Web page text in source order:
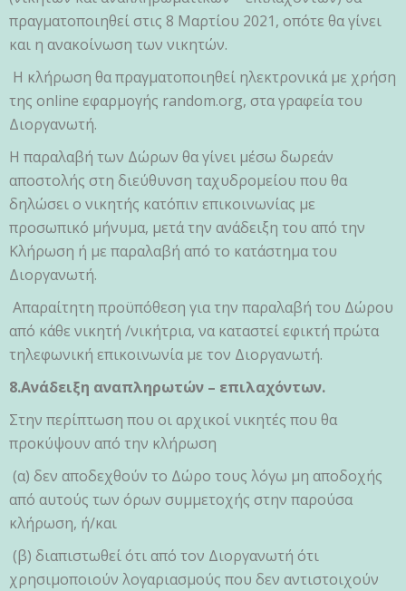
πραγματοποιηθεί στις 8 Μαρτίου 2021, οπότε θα γίνει
και η ανακοίνωση των νικητών.
Η κλήρωση θα πραγματοποιηθεί ηλεκτρονικά με χρήση
της online εφαρμογής random.org, στα γραφεία του
Διοργανωτή.
Η παραλαβή των Δώρων θα γίνει μέσω δωρεάν
αποστολής στη διεύθυνση ταχυδρομείου που θα
δηλώσει ο νικητής κατόπιν επικοινωνίας με
προσωπικό μήνυμα, μετά την ανάδειξη του από την
Κλήρωση ή με παραλαβή από το κατάστημα του
Διοργανωτή.
Απαραίτητη προϋπόθεση για την παραλαβή του Δώρου
από κάθε νικητή /νικήτρια, να καταστεί εφικτή πρώτα
τηλεφωνική επικοινωνία με τον Διοργανωτή.
8.Ανάδειξη αναπληρωτών – επιλαχόντων.
Στην περίπτωση που οι αρχικοί νικητές που θα
προκύψουν από την κλήρωση
(α) δεν αποδεχθούν το Δώρο τους λόγω μη αποδοχής
από αυτούς των όρων συμμετοχής στην παρούσα
κλήρωση, ή/και
(β) διαπιστωθεί ότι από τον Διοργανωτή ότι
χρησιμοποιούν λογαριασμούς που δεν αντιστοιχούν